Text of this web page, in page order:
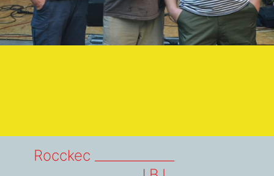
Rocckec _____________